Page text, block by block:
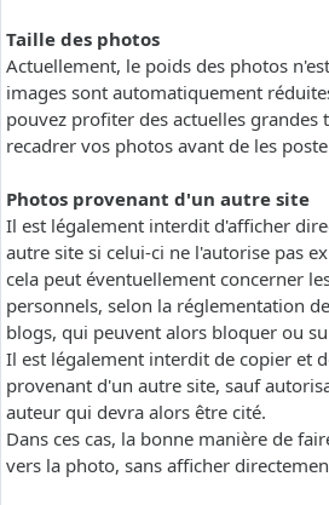
Taille des photos
Actuellement, le poids des photos
images sont automatiquement
pouvez profiter des actuelles grandes
recadrer vos photos avant de les
Photos provenant d'un autre site
Il est légalement interdit d'afficher
autre site si celui-ci ne l'autorise pas
cela peut éventuellement concerner
personnels, selon la réglementation
blogs, qui peuvent alors bloquer ou
Il est légalement interdit de copier et
provenant d'un autre site, sauf
auteur qui devra alors être cité.
Dans ces cas, la bonne manière de
vers la photo, sans afficher